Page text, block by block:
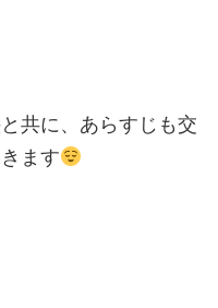
共に、あらすじも交
ます